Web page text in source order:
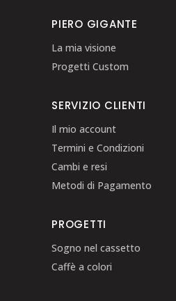
PIERO GIGANTE
La mia visione
Progetti Custom
SERVIZIO CLIENTI
Il mio account
Termini e Condizioni
Cambi e resi
Metodi di Pagamento
PROGETTI
Sogno nel cassetto
Caffè a colori